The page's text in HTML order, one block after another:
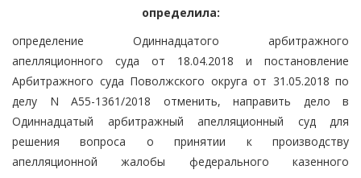
определила:
определение Одиннадцатого арбитражного
апелляционного суда от 18.04.2018 и постановление
Арбитражного суда Поволжского округа от 31.05.2018 по
делу N А55-1361/2018 отменить, направить дело в
Одиннадцатый арбитражный апелляционный суд для
решения вопроса о принятии к производству
апелляционной жалобы федерального казенного